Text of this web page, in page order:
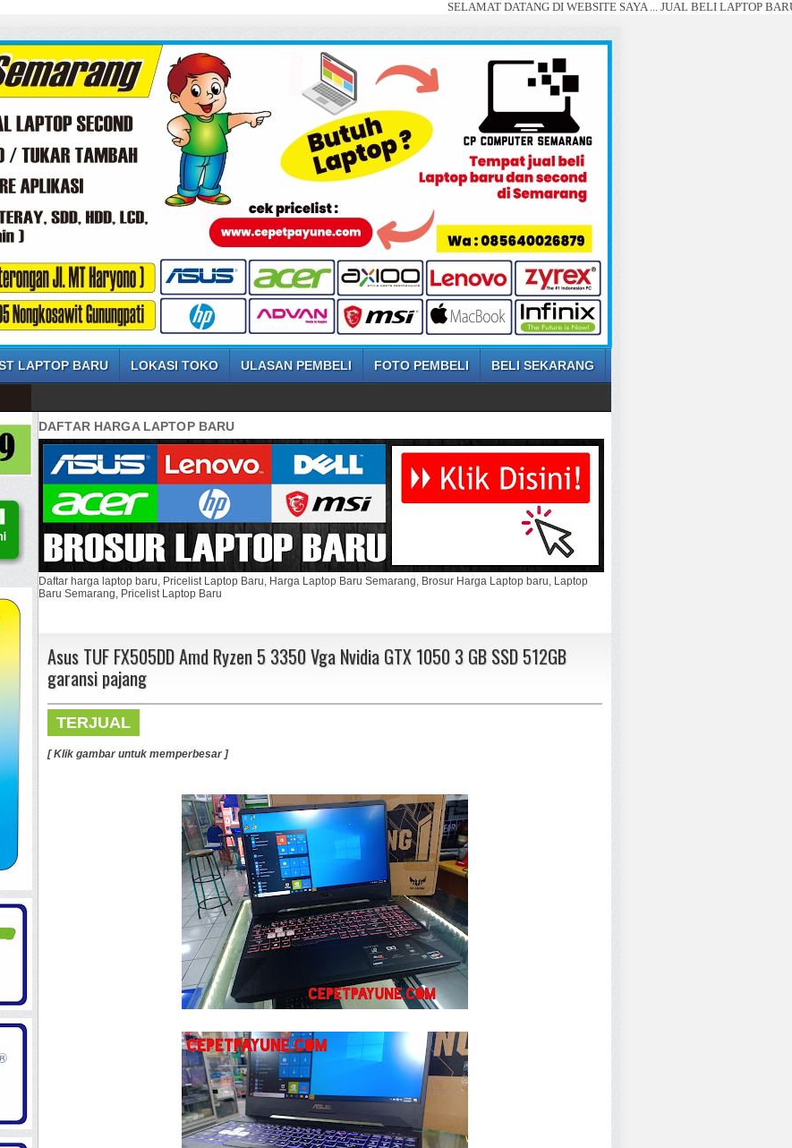
SELAMAT DATANG DI WEBSITE SAYA ... JUAL BELI LAPTOP BARU DAN
LAPTOP BARU LOKASI TOKO ULASAN PEMBELI FOTO PEMBELI BELI SEKARANG
DAFTAR HARGA LAPTOP BARU
Daftar harga laptop baru, Pricelist Laptop Baru, Harga Laptop Baru Semarang, Brosur Harga Laptop baru, Laptop
Baru Semarang, Pricelist Laptop Baru
Asus TUF FX505DD Amd Ryzen 5 3350 Vga Nvidia GTX 1050 3 GB SSD 512GB
garansi pajang
TERJUAL
[ Klik gambar untuk memperbesar ]